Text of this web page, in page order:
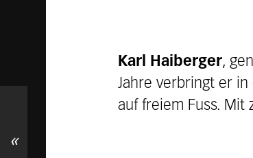
Karl Haiberger,
Jahre verbringt er in
auf freiem Fuss. Mit
«